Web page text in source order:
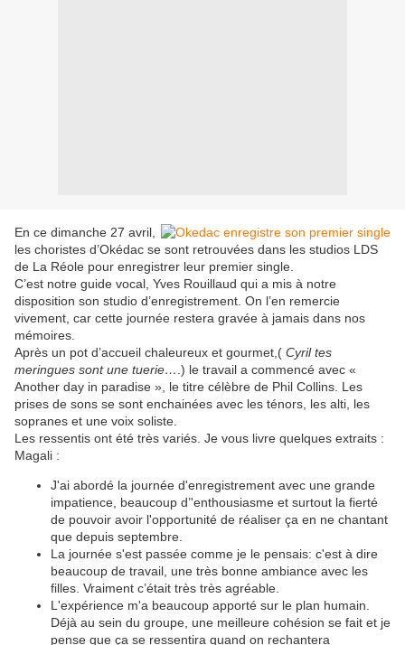
En ce dimanche 27 avril,
les choristes d’Okédac se sont retrouvées dans les studios LDS
de La Réole pour enregistrer leur premier single.
C’est notre guide vocal, Yves Rouillaud qui a mis à notre
disposition son studio d’enregistrement. On l’en remercie
vivement, car cette journée restera gravée à jamais dans nos
mémoires.
Après un pot d’accueil chaleureux et gourmet,( Cyril tes
meringues sont une tuerie… .) le travail a commencé avec «
Another day in paradise », le titre célèbre de Phil Collins. Les
prises de sons se sont enchainées avec les ténors, les alti, les
sopranes et une voix soliste.
Les ressentis ont été très variés. Je vous livre quelques extraits :
Magali :
J'ai abordé la journée d'enregistrement avec une grande
impatience, beaucoup d’'enthousiasme et surtout la fierté
de pouvoir avoir l'opportunité de réaliser ça en ne chantant
que depuis septembre.
La journée s'est passée comme je le pensais: c'est à dire
beaucoup de travail, une très bonne ambiance avec les
filles. Vraiment c’était très très agréable.
L'expérience m'a beaucoup apporté sur le plan humain.
Déjà au sein du groupe, une meilleure cohésion se fait et je
pense que ça se ressentira quand on rechantera